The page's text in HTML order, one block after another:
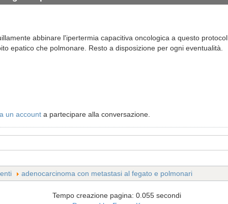
abbinare l'ipertermia capacitiva oncologica a questo
epatico che polmonare. Resto a disposizione per ogni eventualità.
un account a partecipare alla conversazione.
adenocarcinoma con metastasi al fegato e polmonari
Tempo creazione pagina: 0.055 secondi